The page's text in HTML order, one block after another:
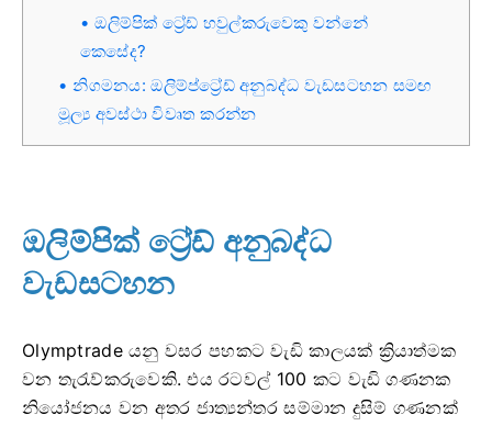
ඔලිම්පික් ට්‍රේඩ් හවුල්කරුවෙකු වන්නේ
කෙසේද?
නිගමනය: ඔලිම්ප්ට්‍රේඩ් අනුබද්ධ වැඩසටහන සමඟ
මූල්‍ය අවස්ථා විවෘත කරන්න
ඔලිම්පික් ට්‍රේඩ් අනුබද්ධ
වැඩසටහන
Olymptrade යනු වසර පහකට වැඩි කාලයක් ක්‍රියාත්මක
වන තැරැව්කරුවෙකි. එය රටවල් 100 කට වැඩි ගණනක
නියෝජනය වන අතර ජාත්‍යන්තර සම්මාන දුසිම් ගණනක්